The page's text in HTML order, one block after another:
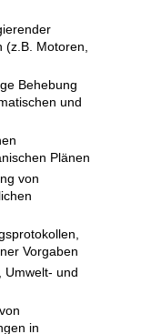
Motoren,
Behebung
und
Plänen
von
Vorgaben
Umwelt- und
in